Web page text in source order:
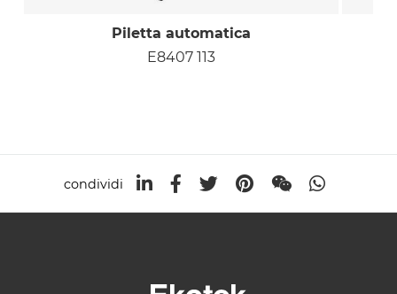
Piletta automatica
E8407 113
condividi